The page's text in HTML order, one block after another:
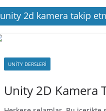
unity 2d kamera takip
UNITY DERSLERI
Unity 2D Kamera